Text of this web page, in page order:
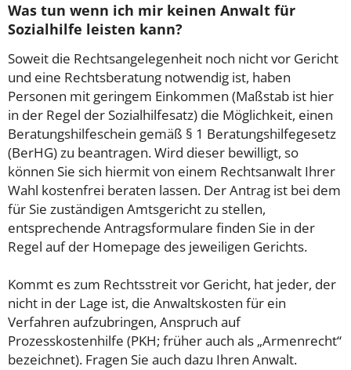
Was tun wenn ich mir keinen Anwalt für
Sozialhilfe leisten kann?
Soweit die Rechtsangelegenheit noch nicht vor Gericht
und eine Rechtsberatung notwendig ist, haben
Personen mit geringem Einkommen (Maßstab ist hier
in der Regel der Sozialhilfesatz) die Möglichkeit, einen
Beratungshilfeschein gemäß § 1 Beratungshilfegesetz
(BerHG) zu beantragen. Wird dieser bewilligt, so
können Sie sich hiermit von einem Rechtsanwalt Ihrer
Wahl kostenfrei beraten lassen. Der Antrag ist bei dem
für Sie zuständigen Amtsgericht zu stellen,
entsprechende Antragsformulare finden Sie in der
Regel auf der Homepage des jeweiligen Gerichts.
Kommt es zum Rechtsstreit vor Gericht, hat jeder, der
nicht in der Lage ist, die Anwaltskosten für ein
Verfahren aufzubringen, Anspruch auf
Prozesskostenhilfe (PKH; früher auch als „Armenrecht“
bezeichnet). Fragen Sie auch dazu Ihren Anwalt.